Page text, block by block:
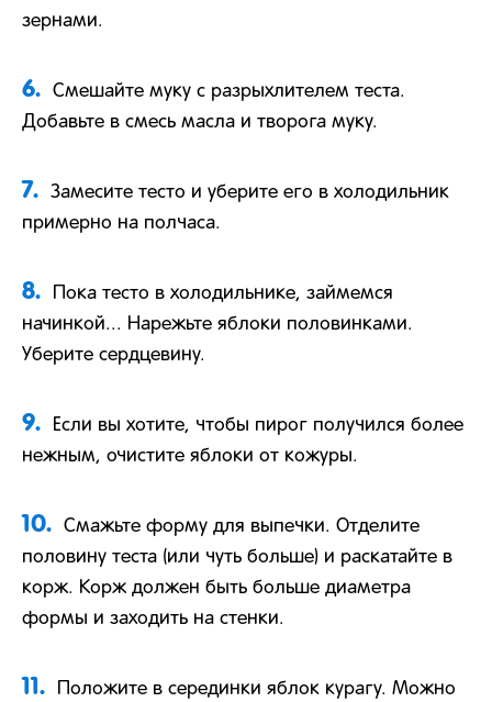
зернами.
6.
Смешайте муку с разрыхлителем теста.
Добавьте в смесь масла и творога муку.
7.
Замесите тесто и уберите его в холодильник
примерно на полчаса.
8.
Пока тесто в холодильнике, займемся
начинкой... Нарежьте яблоки половинками.
Уберите сердцевину.
9.
Если вы хотите, чтобы пирог получился более
нежным, очистите яблоки от кожуры.
10.
Смажьте форму для выпечки. Отделите
половину теста (или чуть больше) и раскатайте в
корж. Корж должен быть больше диаметра
формы и заходить на стенки.
11.
Положите в серединки яблок курагу. Можно